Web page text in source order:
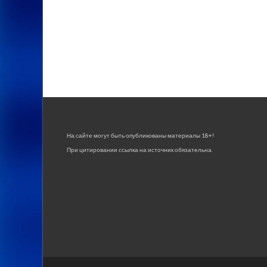
На сайте могут быть опубликованы материалы 18+!
При цитировании ссылка на источник обязательна.